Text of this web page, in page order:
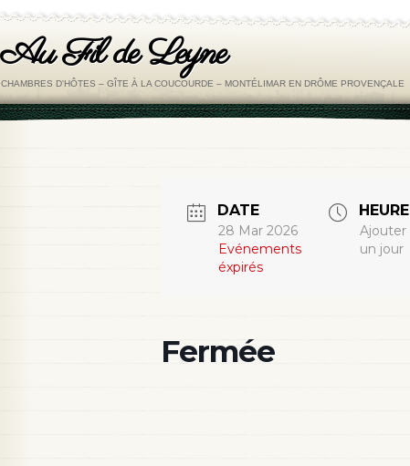
Au Fil de Leyne
CHAMBRES D'HÔTES – GÎTE À LA COUCOURDE – MONTÉLIMAR EN DRÔME PROVENÇALE
DATE
28 Mar 2026
Evénements
éxpirés
HEURE
Ajouter
un jour
Fermée